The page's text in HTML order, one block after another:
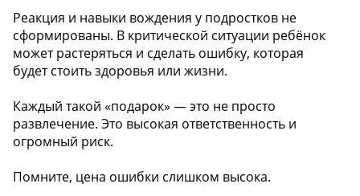
Реакция и навыки вождения у подростков не
сформированы. В критической ситуации ребёнок
может растеряться и сделать ошибку, которая
будет стоить здоровья или жизни.
Каждый такой «подарок» — это не просто
развлечение. Это высокая ответственность и
огромный риск.
Помните, цена ошибки слишком высока.